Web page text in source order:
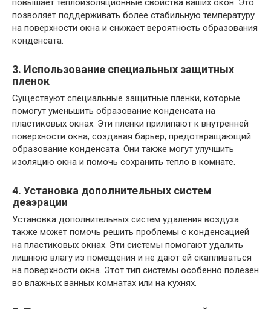
повышает теплоизоляционные свойства ваших окон. Это
позволяет поддерживать более стабильную температуру
на поверхности окна и снижает вероятность образования
конденсата.
3. Использование специальных защитных
пленок
Существуют специальные защитные пленки, которые
помогут уменьшить образование конденсата на
пластиковых окнах. Эти пленки прилипают к внутренней
поверхности окна, создавая барьер, предотвращающий
образование конденсата. Они также могут улучшить
изоляцию окна и помочь сохранить тепло в комнате.
4. Установка дополнительных систем
деаэрации
Установка дополнительных систем удаления воздуха
также может помочь решить проблемы с конденсацией
на пластиковых окнах. Эти системы помогают удалить
лишнюю влагу из помещения и не дают ей скапливаться
на поверхности окна. Этот тип системы особенно полезен
во влажных ванных комнатах или на кухнях.